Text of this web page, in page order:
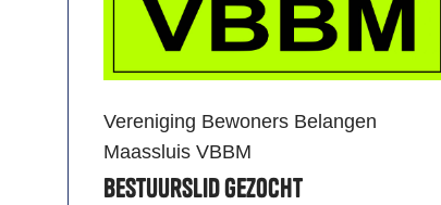
Vereniging Bewoners Belangen
Maassluis VBBM
Bestuurslid gezocht